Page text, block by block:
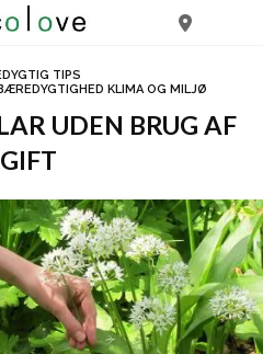
TIPS
KLIMA OG MILJØ
UDEN BRUG AF
GIFT